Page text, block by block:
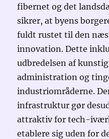
fibernet og det
sikrer, at byens
fuldt rustet til den
innovation. Dette
udbredelsen af
administration og
industriområderne.
infrastruktur gør
attraktiv for tech-
etablere sig uden for